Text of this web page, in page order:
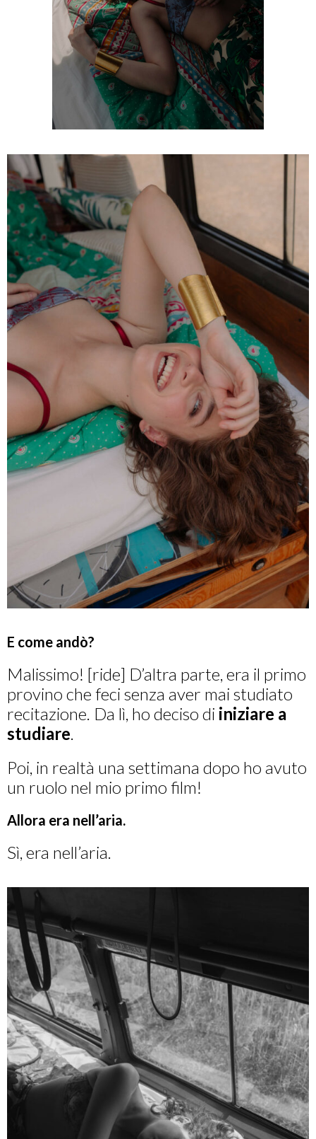
E come andò?
Malissimo! [ride] D’altra parte, era il primo
provino che feci senza aver mai studiato
recitazione. Da lì, ho deciso di iniziare a
studiare.
Poi, in realtà una settimana dopo ho avuto
un ruolo nel mio primo film!
Allora era nell’aria.
Sì, era nell’aria.